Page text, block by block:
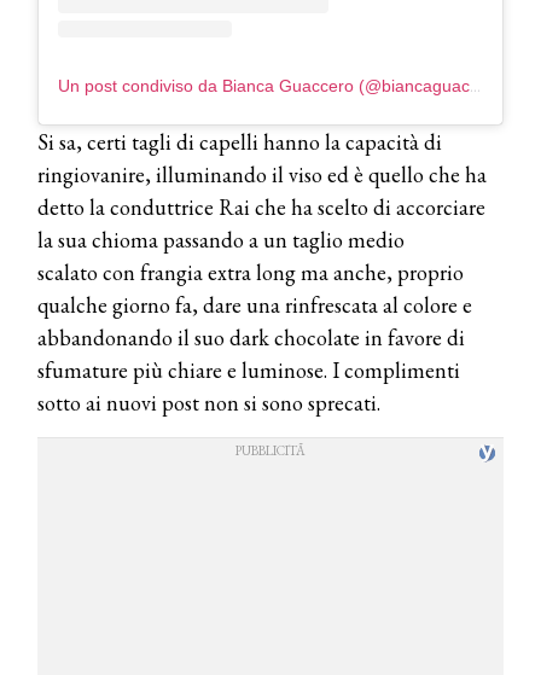
Si sa, certi tagli di capelli hanno la capacità di
ringiovanire, illuminando il viso ed è quello che ha
detto la conduttrice Rai che ha scelto di accorciare
la sua chioma passando a un taglio medio
scalato con frangia extra long ma anche, proprio
qualche giorno fa, dare una rinfrescata al colore e
abbandonando il suo dark chocolate in favore di
sfumature più chiare e luminose. I complimenti
sotto ai nuovi post non si sono sprecati.